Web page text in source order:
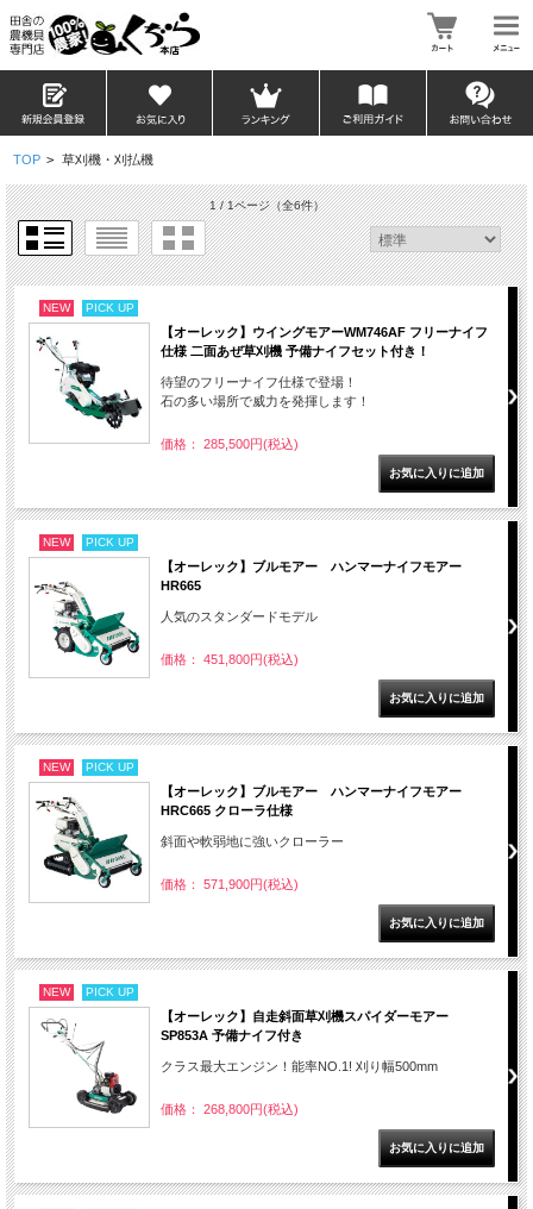
TOP > 草刈機・刈払機
1 / 1ページ（全6件）
NEW PICK UP
【オーレック】ウイングモアーWM746AF フリーナイフ
仕様 二面あぜ草刈機 予備ナイフセット付き！
待望のフリーナイフ仕様で登場！
石の多い場所で威力を発揮します！
価格： 285,500円(税込)
NEW PICK UP
【オーレック】ブルモアー ハンマーナイフモアー
HR665
人気のスタンダードモデル
価格： 451,800円(税込)
NEW PICK UP
【オーレック】ブルモアー ハンマーナイフモアー
HRC665 クローラ仕様
斜面や軟弱地に強いクローラー
価格： 571,900円(税込)
NEW PICK UP
【オーレック】自走斜面草刈機スパイダーモアー
SP853A 予備ナイフ付き
クラス最大エンジン！能率NO.1! 刈り幅500mm
価格： 268,800円(税込)